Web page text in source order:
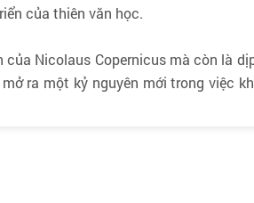
của thiên văn học.
Nicolaus Copernicus mà còn là
ra một kỷ nguyên mới trong việc